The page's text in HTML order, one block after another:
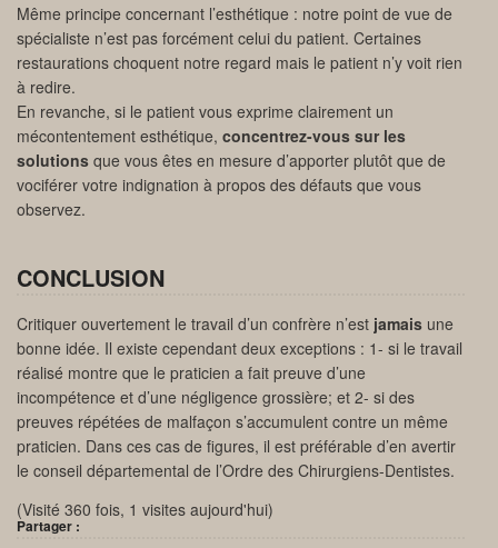
Même principe concernant l’esthétique : notre point de vue de
spécialiste n’est pas forcément celui du patient. Certaines
restaurations choquent notre regard mais le patient n’y voit rien
à redire.
En revanche, si le patient vous exprime clairement un
mécontentement esthétique, concentrez-vous sur les
solutions que vous êtes en mesure d’apporter plutôt que de
vociférer votre indignation à propos des défauts que vous
observez.
CONCLUSION
Critiquer ouvertement le travail d’un confrère n’est jamais une
bonne idée. Il existe cependant deux exceptions : 1- si le travail
réalisé montre que le praticien a fait preuve d’une
incompétence et d’une négligence grossière; et 2- si des
preuves répétées de malfaçon s’accumulent contre un même
praticien. Dans ces cas de figures, il est préférable d’en avertir
le conseil départemental de l’Ordre des Chirurgiens-Dentistes.
(Visité 360 fois, 1 visites aujourd'hui)
Partager :